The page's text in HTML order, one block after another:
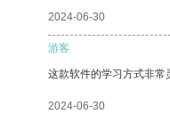
2024-06-30
游客
这款软件的学习方式非常
2024-06-30